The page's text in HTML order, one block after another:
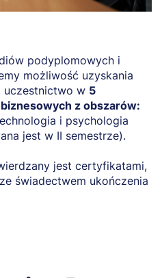
podyplomowych i
możliwość uzyskania
w 5
z obszarów:
i psychologia
jest w II semestrze).
jest certyfikatami,
świadectwem ukończenia